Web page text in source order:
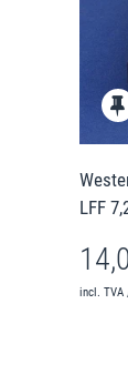
LFF
incl. TVA